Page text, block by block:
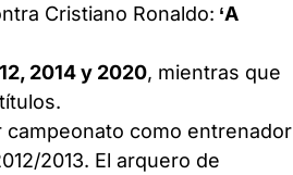
Cristiano Ronaldo: ‘A
2014 y 2020, mientras que
campeonato como entrenador
2013. El arquero de